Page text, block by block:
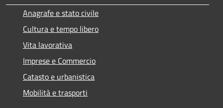
Anagrafe e stato civile
Cultura e tempo libero
Vita lavorativa
Imprese e Commercio
Catasto e urbanistica
Mobilità e trasporti